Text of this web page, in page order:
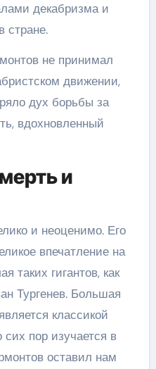
декабризма и
стране.
не принимал
движении,
дух борьбы за
вдохновленный
и
и неоценимо. Его
впечатление на
таких гигантов, как
Тургенев. Большая
классикой
пор изучается в
оставил нам